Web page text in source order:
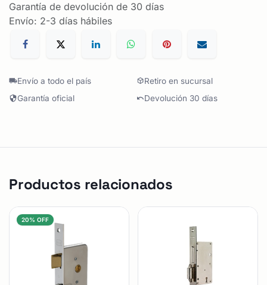
Garantía de devolución de 30 días
Envío: 2-3 días hábiles
Envío a todo el país
Retiro en sucursal
Garantía oficial
Devolución 30 días
Productos relacionados
20% OFF